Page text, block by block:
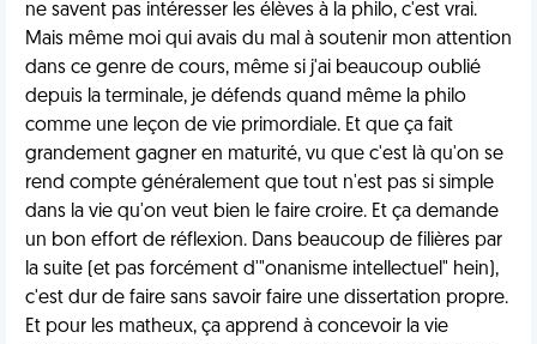
ne savent pas intéresser les élèves à la philo, c'est vrai.
Mais même moi qui avais du mal à soutenir mon attention
dans ce genre de cours, même si j'ai beaucoup oublié
depuis la terminale, je défends quand même la philo
comme une leçon de vie primordiale. Et que ça fait
grandement gagner en maturité, vu que c'est là qu'on se
rend compte généralement que tout n'est pas si simple
dans la vie qu'on veut bien le faire croire. Et ça demande
un bon effort de réflexion. Dans beaucoup de filières par
la suite (et pas forcément d'"onanisme intellectuel" hein),
c'est dur de faire sans savoir faire une dissertation propre.
Et pour les matheux, ça apprend à concevoir la vie